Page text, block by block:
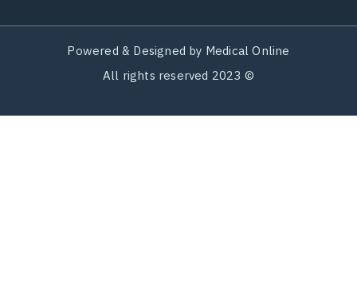
Powered & Designed by Medical Online